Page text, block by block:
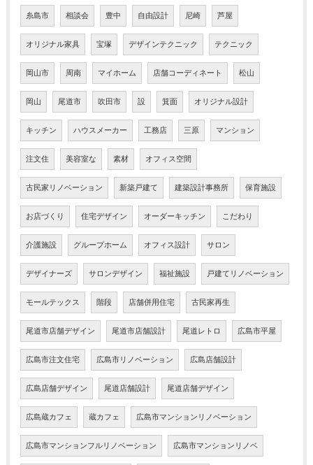
糸島市 相談会 豊中 自由設計 尼崎 芦屋
オリジナル家具 宝塚 デザインテクニック テクニック
岡山市 周南 マイホーム 店舗コーディネート 松山
岡山 尾道市 吹田市 設 箕面 オリジナル設計
キッチン ハウスメーカー 工務店 三原 マンション
注文住 美容室な 素材 オフィス空間
古民家リノベーション 新築戸建て 建築設計事務所 保育施設
お店づくり 住宅デザイン オーダーキッチン こだわり
介護施設 グループホーム オフィス設計 サロン
デザイナーズ サロンデザイン 福祉施設 戸建てリノベーション
モールテックス 階段 店舗併用住宅 古民家再生
尾道市店舗デザイン 尾道市店舗設計 尾道レトロ 広島市平屋
広島市注文住宅 広島市リノベーション 広島店舗設計
広島店舗デザイン 尾道店舗設計 尾道店舗デザイン
広島蔵カフェ 蔵カフェ 広島市マンションリノベーション
広島市マンションフルリノベーション 広島市マンションリノベ